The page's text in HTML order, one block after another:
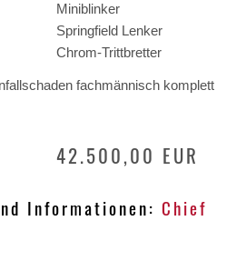
Miniblinker
Springfield Lenker
Chrom-Trittbretter
fachmännisch komplett
42.500,00 EUR
Informationen: Chief